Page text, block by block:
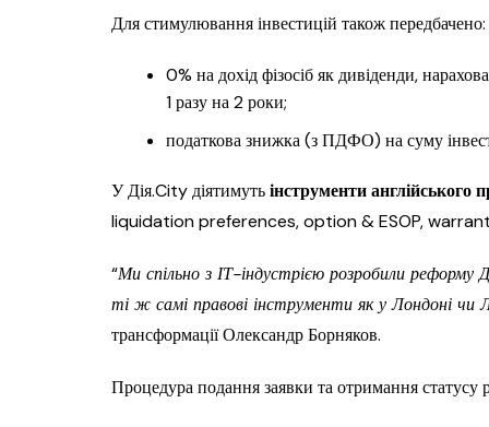
Для стимулювання інвестицій також передбачено:
0% на дохід фізосіб як дивіденди,
1 разу на 2 роки;
податкова знижка (з ПДФО) на суму
У Дія.City діятимутьінструменти англійського
liquidation preferences, option & ESOP,
“Ми спільно з ІТ-індустрією розробили реформу
ті ж самі правові інструменти як у Лондоні чи
трансформації Олександр Борняков.
Процедура подання заявки та отримання